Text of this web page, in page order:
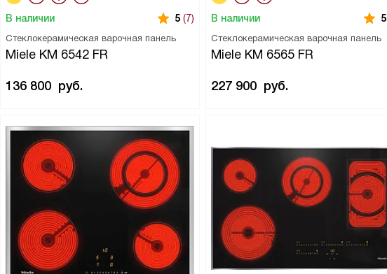
Стеклокерамическая варочная панель
Miele KM 6542 FR
В наличии 5 (7)
136 800 руб.
Стеклокерамическая варочная панель
Miele KM 6565 FR
В наличии 5
227 900 руб.